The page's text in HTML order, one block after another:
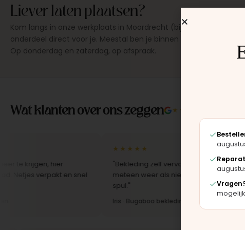
Liever laten plaatsen?
Kom langs in onze werkplaats in Moordrecht (bij Gouda), dan
onderdeel direct voor je. Meestal ben je binnen 15 tot 20 minuten
Op donderdag en zaterdag, op afspraak.
Wat klanten over ons zeggen ★★★★★
hier
verpakt en snel
★★★★★
"Bekleding zelf vervangen met de set, zag er
meteen weer als nieuw uit. Duidelijk origineel
Iris · Bugaboo bekleding